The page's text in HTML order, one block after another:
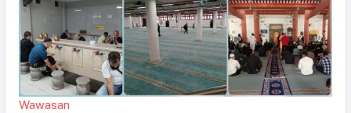
Wawasan